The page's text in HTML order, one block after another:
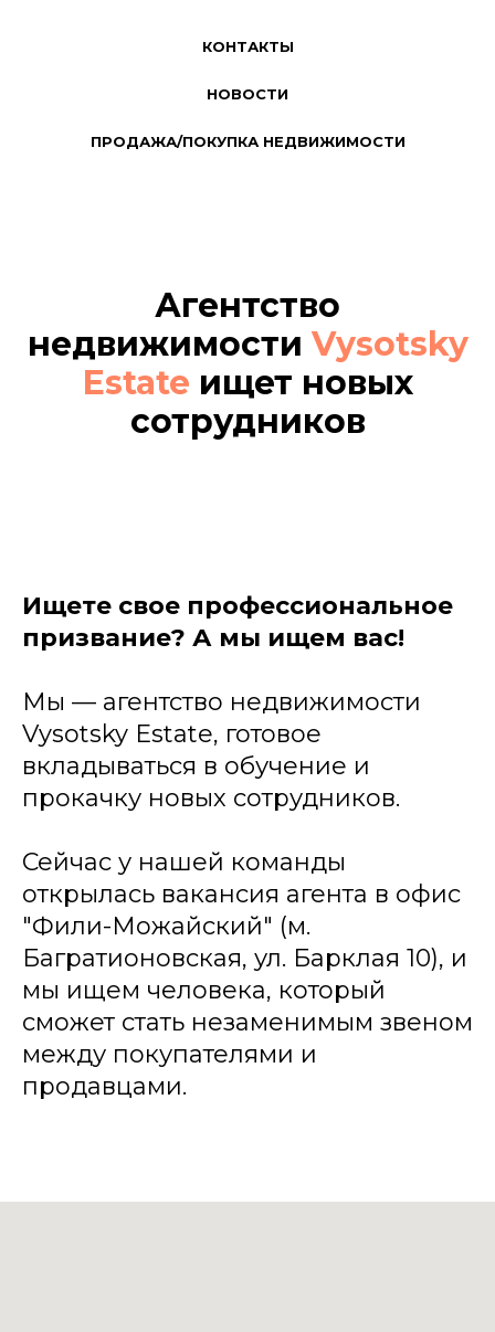
КОНТАКТЫ
НОВОСТИ
ПРОДАЖА/ПОКУПКА НЕДВИЖИМОСТИ
Агентство
недвижимости Vysotsky
Estate ищет новых
сотрудников
Ищете свое профессиональное
призвание? А мы ищем вас!
Мы — агентство недвижимости
Vysotsky Estate, готовое
вкладываться в обучение и
прокачку новых сотрудников.
Сейчас у нашей команды
открылась вакансия агента в офис
"Фили-Можайский" (м.
Багратионовская, ул. Барклая 10), и
мы ищем человека, который
сможет стать незаменимым звеном
между покупателями и
продавцами.